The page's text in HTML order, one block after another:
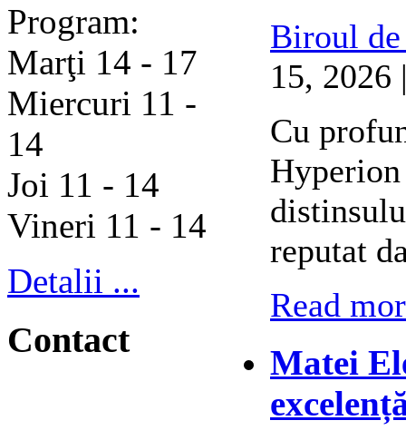
Biroul
15, 2026
Cu
reputat
Read
Matei
Program:
Marţi 14 - 17
Miercuri 11 -
14
Joi 11 - 14
Vineri 11 - 14
Detalii ...
Contact